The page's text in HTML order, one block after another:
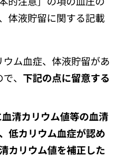
体液貯留に関する記載
ウム血症、体液貯留があ
、 下記の点に留意する
清カリウム値等の血清
低カリウム血症が認め
カリウム値を補正した